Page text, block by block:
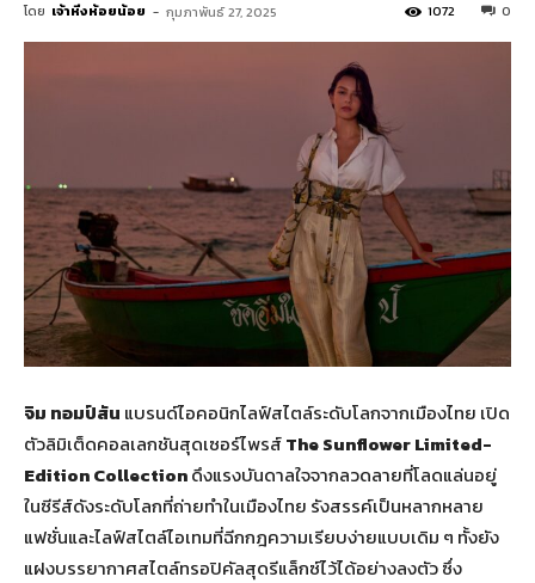
โดย เจ้าหิ่งห้อยน้อย - กุมภาพันธ์ 27, 2025 0
1072
จิม ทอมป์สัน แบรนด์ไอคอนิกไลฟ์สไตล์ระดับโลกจากเมืองไทย เปิด
ตัวลิมิเต็ดคอลเลกชันสุดเซอร์ไพรส์The Sunflower Limited-
Edition Collectionดึงแรงบันดาลใจจากลวดลายที่โลดแล่นอยู่
ในซีรีส์ดังระดับโลกที่ถ่ายทำในเมืองไทย รังสรรค์เป็นหลากหลาย
แฟชั่นและไลฟ์สไตล์ไอเทมที่ฉีกกฎความเรียบง่ายแบบเดิม ๆ ทั้งยัง
แฝงบรรยากาศสไตล์ทรอปิคัลสุดรีแล็กซ์ไว้ได้อย่างลงตัว ซึ่ง